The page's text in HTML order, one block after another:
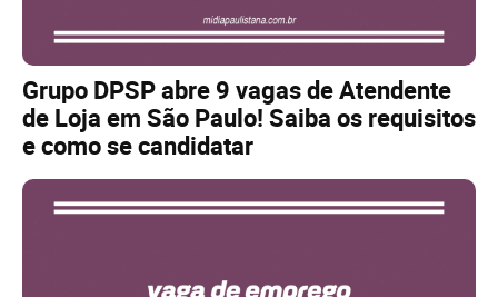
Grupo DPSP abre 9 vagas de Atendente
de Loja em São Paulo! Saiba os requisitos
e como se candidatar